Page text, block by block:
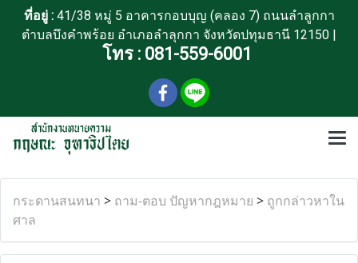
ที่อยู่ :41/38 หมู่ 5 อาคารกอบบุญ (คลอง 7) ถนนลำลูกกา
ตำบลบึงคำพร้อย อำเภอลำลุกกา จังหวัดปทุมธานี 12150 |
โทร : 081-559-6001
กระดานสนทนา > ถาม-ตอบ ปัญหากฎหมาย > ถูกกล่าวหาใน
ศาล